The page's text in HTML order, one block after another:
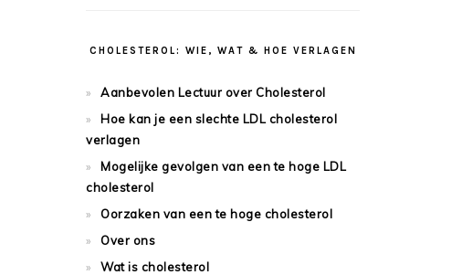
CHOLESTEROL: WIE, WAT & HOE VERLAGEN
Aanbevolen Lectuur over Cholesterol
Hoe kan je een slechte LDL cholesterol
verlagen
Mogelijke gevolgen van een te hoge LDL
cholesterol
Oorzaken van een te hoge cholesterol
Over ons
Wat is cholesterol